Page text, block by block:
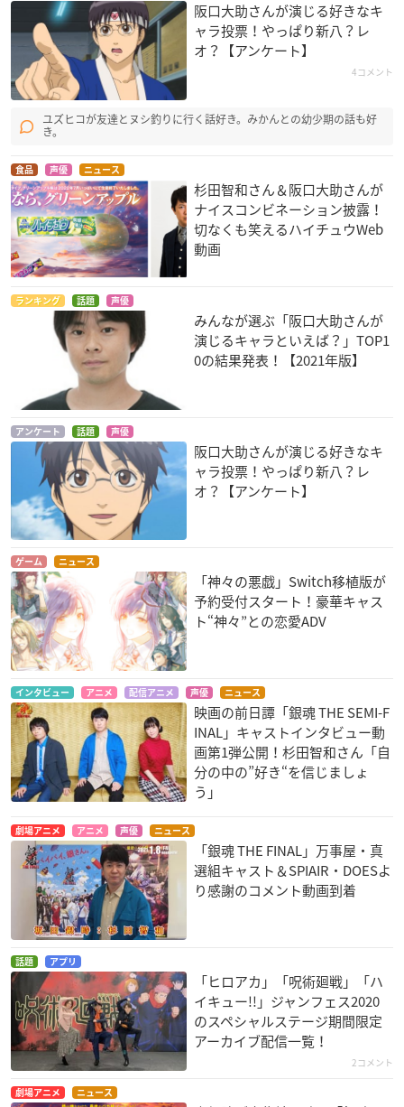
7SEEDS（第2期） 7SEEDS
バトルスピリッツ サ
阪口大助さんが演じる好きなキ
ャラ投票！やっぱり新八？レ
オ？【アンケート】
4コメント
ユズヒコが友達とヌシ釣りに行く話好き。みかんとの幼少期の話も好
き。
食品 声優 ニュース
杉田智和さん＆阪口大助さんが
ナイスコンビネーション披露！
切なくも笑えるハイチュウWeb
動画
ランキング 話題 声優
みんなが選ぶ「阪口大助さんが
演じるキャラといえば？」TOP1
0の結果発表！【2021年版】
アンケート 話題 声優
阪口大助さんが演じる好きなキ
ャラ投票！やっぱり新八？レ
オ？【アンケート】
ゲーム ニュース
「神々の悪戯」Switch移植版が
予約受付スタート！豪華キャス
ト“神々”との恋愛ADV
インタビュー アニメ 配信アニメ 声優 ニュース
映画の前日譚「銀魂 THE SEMI-F
INAL」キャストインタビュー動
画第1弾公開！杉田智和さん「自
分の中の”好き“を信じましょ
う」
劇場アニメ アニメ 声優 ニュース
「銀魂 THE FINAL」万事屋・真
選組キャスト＆SPIAIR・DOESよ
り感謝のコメント動画到着
話題 アプリ
「ヒロアカ」「呪術廻戦」「ハ
イキュー!!」ジャンフェス2020
のスペシャルステージ期間限定
アーカイブ配信一覧！
2コメント
劇場アニメ ニュース